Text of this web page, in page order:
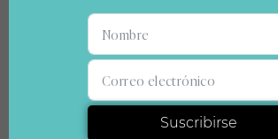
consejo de un amigo, experimenté con la
Hasta los sabios de Sivana, que le
monje que vendió su Ferrari,
Buenos días, señor SolSuscribirse